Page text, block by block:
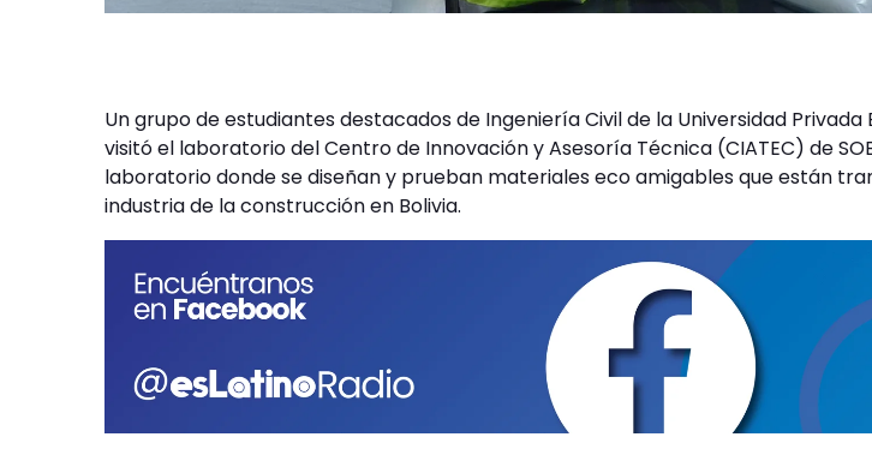
Un grupo de estudiantes destacados de Ingeniería Civil de la Universidad Privada
visitó el laboratorio del Centro de Innovación y Asesoría Técnica (CIATEC) de
laboratorio donde se diseñan y prueban materiales eco amigables que están
industria de la construcción en Bolivia.